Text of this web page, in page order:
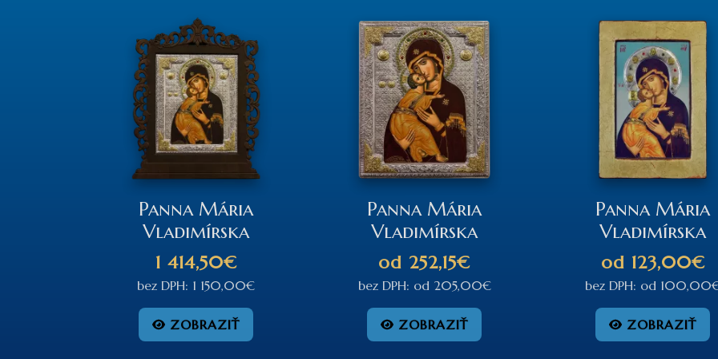
Panna Mária
Vladimírska
1 414,50€
bez DPH: 1 150,00€
ZOBRAZIŤ
Panna Mária
Vladimírska
od 252,15€
bez DPH: od 205,00€
ZOBRAZIŤ
Panna Mária
Vladimírska
od 123,00€
bez DPH: od
ZOBRAZIŤ